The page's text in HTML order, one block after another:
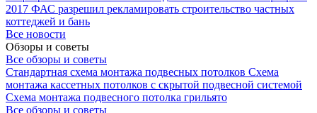
2017 ФАС разрешил рекламировать строительство частных
коттеджей и бань
Все новости
Обзоры и советы
Все обзоры и советы
Стандартная схема монтажа подвесных потолков Схема
монтажа кассетных потолков с скрытой подвесной системой
Схема монтажа подвесного потолка грильято
Все обзоры и советы